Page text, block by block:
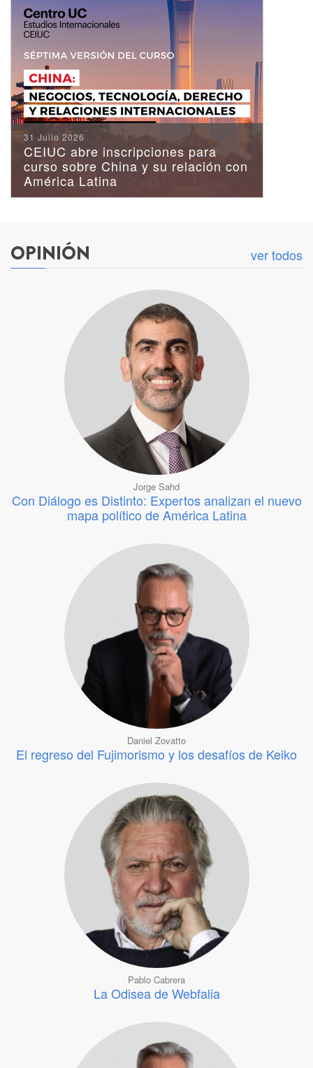
Publicación Minerales
Críticos: El caso del litio
31 Julio 2026
CEIUC abre inscripciones para
curso sobre China y su relación con
América Latina
OPINIÓN ver todos
Jorge Sahd
Con Diálogo es Distinto: Expertos analizan el nuevo
mapa político de América Latina
Daniel Zovatto
El regreso del Fujimorismo y los desafíos de Keiko
Pablo Cabrera
La Odisea de Webfalia